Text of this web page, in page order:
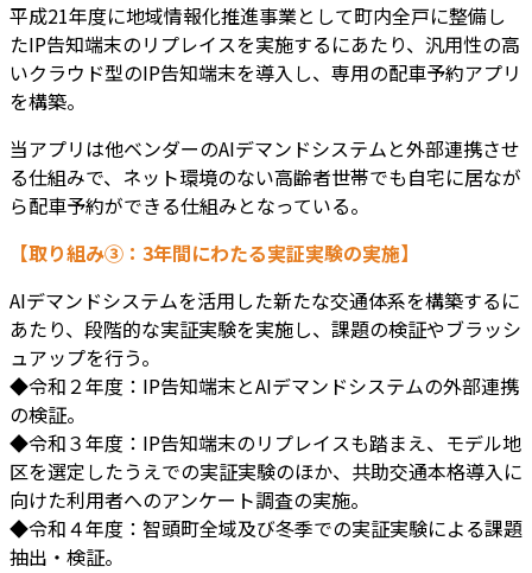
平成21年度に地域情報化推進事業として町内全戸に整備し
たIP告知端末のリプレイスを実施するにあたり、汎用性の高
いクラウド型のIP告知端末を導入し、専用の配車予約アプリ
を構築。
当アプリは他ベンダーのAIデマンドシステムと外部連携させ
る仕組みで、ネット環境のない高齢者世帯でも自宅に居なが
ら配車予約ができる仕組みとなっている。
【取り組み③：3年間にわたる実証実験の実施】
AIデマンドシステムを活用した新たな交通体系を構築するに
あたり、段階的な実証実験を実施し、課題の検証やブラッシ
ュアップを行う。
◆令和２年度：IP告知端末とAIデマンドシステムの外部連携
の検証。
◆令和３年度：IP告知端末のリプレイスも踏まえ、モデル地
区を選定したうえでの実証実験のほか、共助交通本格導入に
向けた利用者へのアンケート調査の実施。
◆令和４年度：智頭町全域及び冬季での実証実験による課題
抽出・検証。